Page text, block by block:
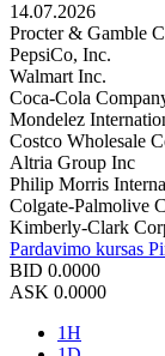
14.07.2026
Procter & Gamble
PepsiCo, Inc.
Walmart Inc.
Coca-Cola
Mondelez
Costco Wholesale
Altria Group Inc
Philip Morris
Colgate-Palmolive
Kimberly-Clark
Pardavimo kursas
BID 0.0000
ASK 0.0000
1H